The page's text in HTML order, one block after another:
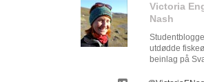
Victoria
Nash
utdødde
beinlag på